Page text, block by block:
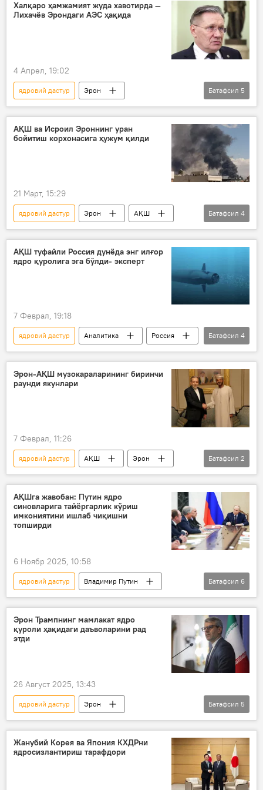
Жамият
Ўзбекистон
Халқаро ҳамжамият жуда хавотирда —
Лихачёв Эрондаги АЭС ҳақида
4 Апрел, 19:02
ядровий дастур
Эрон
АҚШ – Эрон можароси
АЭС
Россия
ядро физикаси
Росатом
Батафсил 5
АҚШ ва Исроил Эроннинг уран
бойитиш корхонасига ҳужум қилди
21 Март, 15:29
ядровий дастур Эрон
АҚШ
Исроил
ядро физикаси
ҳужум
АҚШ ва Исроилнинг Эронга ҳужуми
Батафсил 4
АҚШ туфайли Россия дунёда энг илғор
ядро қуролига эга бўлди- эксперт
7 Феврал, 19:18
ядровий дастур Аналитика
Россия
США
экспертиза
ядро қуроли
ядросиз дунё
Батафсил 4
Эрон-АҚШ музокараларининг биринчи
раунди якунлари
7 Феврал, 11:26
ядровий дастур АҚШ
Эрон
АҚШ – Эрон можароси
Дональд Трамп
Батафсил 2
АҚШга жавобан: Путин ядро
синовларига тайёргарлик кўриш
имкониятини ишлаб чиқишни
топширди
6 Ноябр 2025, 10:58
ядровий дастур
Владимир Путин
ядро қуроли
Хавфсизлик кенгаши
АҚШ
Дональд Трамп
Дунёда
Россия
Батафсил 6
Эрон Трампнинг мамлакат ядро
қуроли ҳақидаги даъволарини рад
этди
26 Август 2025, 13:43
ядровий дастур
Эрон
АҚШ президенти
АҚШ
ядро қуроли
Дунё янгиликлари
Дунёда
Батафсил 5
Жанубий Корея ва Япония КХДРни
ядросизлантириш тарафдори